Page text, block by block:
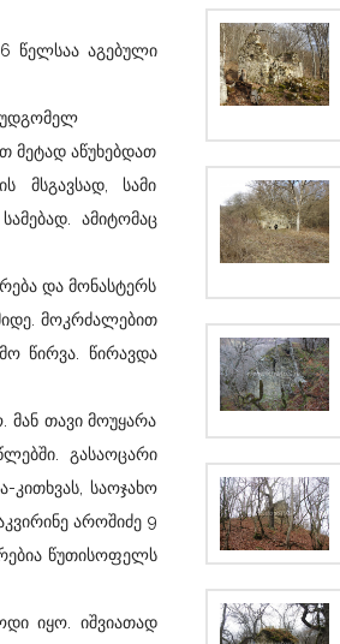
წელსაა აგებული
მიუდგომელ
მეტად აწუხებდათ
მსგავსად, სამი
ამიტომაც
და მონასტერს
მოკრძალებით
წირვა. წირავდა
თავი მოუყარა
გასაოცარი
საოჯახო
აროშიძე 9
წუთისოფელს
იყო. იშვიათად